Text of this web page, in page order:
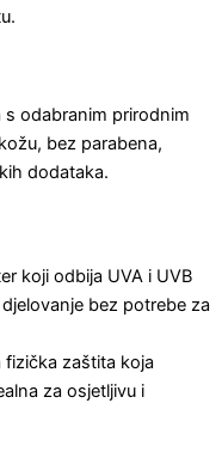
s odabranim prirodnim
bez parabena,
dodataka.
koji odbija UVA i UVB
bez potrebe za
fizička zaštita koja
za osjetljivu i